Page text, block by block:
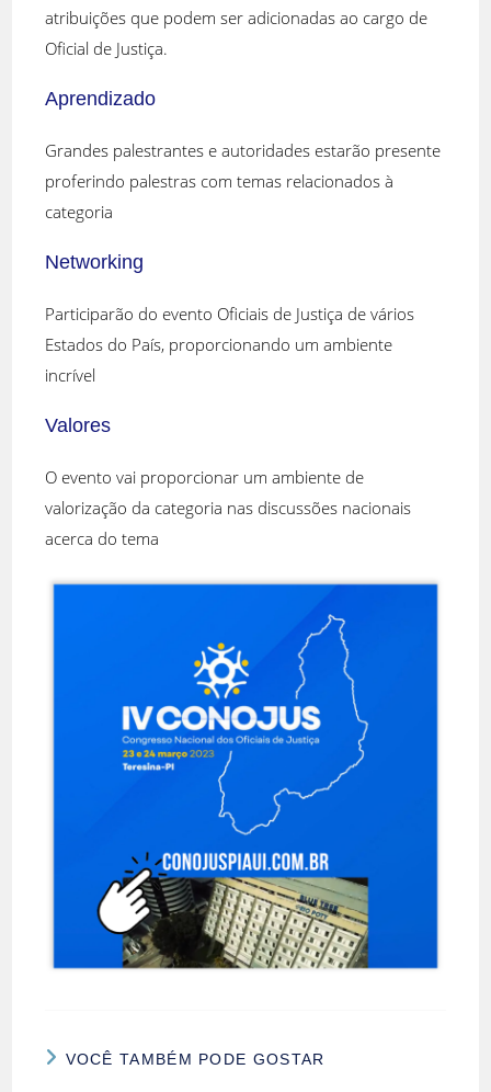
atribuições que podem ser adicionadas ao cargo de
Oficial de Justiça.
Aprendizado
Grandes palestrantes e autoridades estarão presente
proferindo palestras com temas relacionados à
categoria
Networking
Participarão do evento Oficiais de Justiça de vários
Estados do País, proporcionando um ambiente
incrível
Valores
O evento vai proporcionar um ambiente de
valorização da categoria nas discussões nacionais
acerca do tema
VOCÊ TAMBÉM PODE GOSTAR